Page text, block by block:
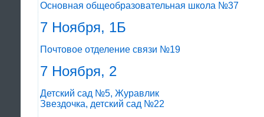
Основная общеобразовательная школа №37
7 Ноября, 1Б
Почтовое отделение связи №19
7 Ноября, 2
Детский сад №5, Журавлик
Звездочка, детский сад №22